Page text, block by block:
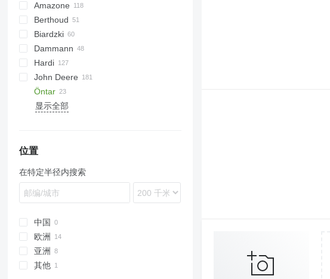
Condor
GN
ZA
Mamut 6000
Amazone
Pantera
UF
UG
UX
F40
2700
Primus
Berthoud
ALBA
BOXER
ELYTE
MACK
MAJOR
RACER
Biardzki
P329
2000
2500
3000
Pelikan
OLYMPIA
4430
Patriot
RoGator
Spra Coupe
Xerion
Dammann
ANP
DT
5000
Cyklon
Shogun
Actor
Mentor
Stentor
Vector
ARA
METEOR
Rogator
G-series
T series
GF
KS
VT
STS
Hardi
Alpha
Commander
LX
Ranger
TZ
IN
Terra
Leeb
Air Ride
Iromat
Eurolux
Eurotrain
Advance
Uniport
John Deere
410
724
4720
4730
4830
4930
4940
5430i
M-series
Goliat
Altis
iXter
Albatros
Primus
3WPZ
M-series
MAF
3200
Nitro
Guardian
GX
14 GV 25
Laser
Maxis
VT
Proton
Öntar
显示全部
位置
在特定半径内搜索
中国
欧洲
亚洲
其他